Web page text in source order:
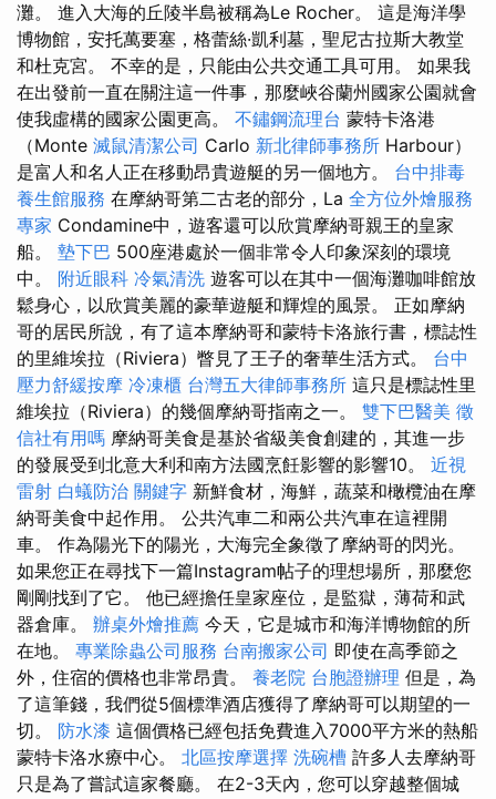
灘。 進入大海的丘陵半島被稱為Le Rocher。 這是海洋學
博物館，安托萬要塞，格蕾絲·凱利墓，聖尼古拉斯大教堂
和杜克宮。 不幸的是，只能由公共交通工具可用。 如果我
在出發前一直在關注這一件事，那麼峽谷蘭州國家公園就會
使我虛構的國家公園更高。 不鏽鋼流理台 蒙特卡洛港
（Monte 滅鼠清潔公司 Carlo 新北律師事務所 Harbour）
是富人和名人正在移動昂貴遊艇的另一個地方。 台中排毒
養生館服務 在摩納哥第二古老的部分，La 全方位外燴服務
專家 Condamine中，遊客還可以欣賞摩納哥親王的皇家
船。 墊下巴 500座港處於一個非常令人印象深刻的環境
中。 附近眼科 冷氣清洗 遊客可以在其中一個海灘咖啡館放
鬆身心，以欣賞美麗的豪華遊艇和輝煌的風景。 正如摩納
哥的居民所說，有了這本摩納哥和蒙特卡洛旅行書，標誌性
的里維埃拉（Riviera）瞥見了王子的奢華生活方式。 台中
壓力舒緩按摩 冷凍櫃 台灣五大律師事務所 這只是標誌性里
維埃拉（Riviera）的幾個摩納哥指南之一。 雙下巴醫美 徵
信社有用嗎 摩納哥美食是基於省級美食創建的，其進一步
的發展受到北意大利和南方法國烹飪影響的影響10。 近視
雷射 白蟻防治 關鍵字 新鮮食材，海鮮，蔬菜和橄欖油在摩
納哥美食中起作用。 公共汽車二和兩公共汽車在這裡開
車。 作為陽光下的陽光，大海完全象徵了摩納哥的閃光。
如果您正在尋找下一篇Instagram帖子的理想場所，那麼您
剛剛找到了它。 他已經擔任皇家座位，是監獄，薄荷和武
器倉庫。 辦桌外燴推薦 今天，它是城市和海洋博物館的所
在地。 專業除蟲公司服務 台南搬家公司 即使在高季節之
外，住宿的價格也非常昂貴。 養老院 台胞證辦理 但是，為
了這筆錢，我們從5個標準酒店獲得了摩納哥可以期望的一
切。 防水漆 這個價格已經包括免費進入7000平方米的熱船
蒙特卡洛水療中心。 北區按摩選擇 洗碗槽 許多人去摩納哥
只是為了嘗試這家餐廳。 在2-3天內，您可以穿越整個城